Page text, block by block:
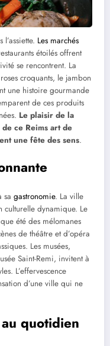
Les marchés
étoilés offrent
se rencontrent. La
croquants, le jambon
une histoire gourmande
de ces produits
Le plaisir de la
ce Reims art de
une fête des sens.
sa gastronomie. La ville
culturelle dynamique. Le
été des mélomanes
de théâtre et d’opéra
Les musées,
Saint-Remi, invitent à
L’effervescence
d’une ville qui ne
quotidien